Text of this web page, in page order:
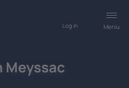
Meniu
Log in
Meyssac